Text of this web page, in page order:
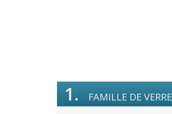
1. FAMILLE DE VERRE